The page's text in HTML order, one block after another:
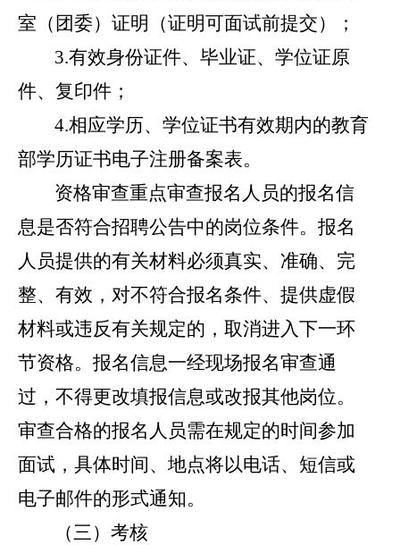
室（团委）证明（证明可面试前提交）；
3.有效身份证件、毕业证、学位证原
件、复印件；
4.相应学历、学位证书有效期内的教育
部学历证书电子注册备案表。
资格审查重点审查报名 人员的报名信
息是否符合招聘公告中的岗位条件。报名
人员提供的有关材料必须真实、准确、完
整、有效，对不符合报名条件、提供虚假
材料或违反有关规定的， 取消进入下一环
节资格。 报名信息一经现场报名审查通
过，不得更改填报信息或改报其他岗位。
审查合格的报名 人员需在规定的时间参加
面试，具体时间、地点将以电话、短信或
电子邮件的形式通知。
（三）考核